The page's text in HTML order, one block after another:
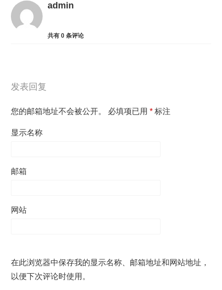
admin
共有0 条评论
发表回复
您的邮箱地址不会被公开。 必填项已用* 标注
显示名称
邮箱
网站
在此浏览器中保存我的显示名称、邮箱地址和网站地址，
以便下次评论时使用。